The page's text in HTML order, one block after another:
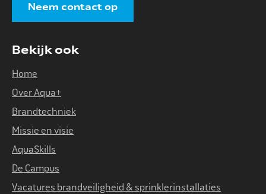
Neem contact op
Bekijk ook
Home
Over Aqua+
Brandtechniek
Missie en visie
AquaSkills
De Campus
Vacatures brandveiligheid & sprinklerinstallaties